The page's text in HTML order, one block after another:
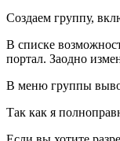
Создаем группу,
В списке
портал. Заодно
В меню группы
Так как я